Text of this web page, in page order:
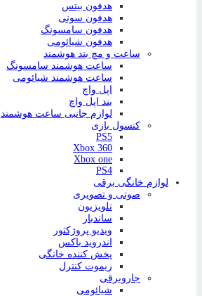
هدفون بیتس
هدفون سونی
هدفون سامسونگ
هدفون شیائومی
ساعت و مچ بند هوشمند
ساعت هوشمند سامسونگ
ساعت هوشمند شیائومی
اپل واچ
بند اپل واچ
لوازم جانبی ساعت هوشمند
کنسول بازی
PS5
Xbox 360
Xbox one
PS4
لوازم خانگی برقی
صوتی و تصویری
تلویزیون
ساندبار
ویدیو پروژکتور
اندروید باکس
پخش کننده خانگی
ریموت کنترل
جاروبرقی
شیائومی